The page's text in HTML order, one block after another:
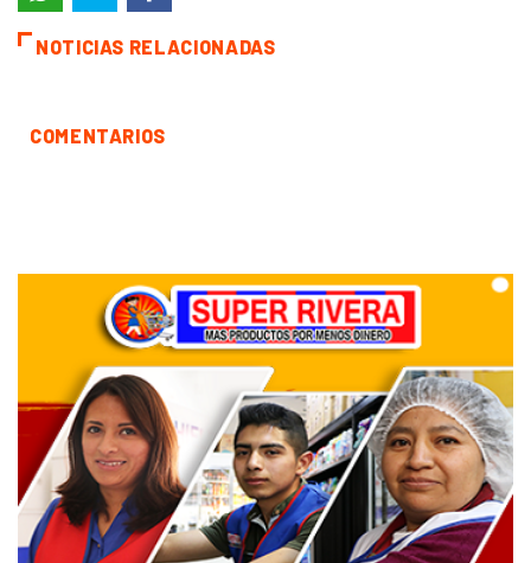
NOTICIAS RELACIONADAS
COMENTARIOS